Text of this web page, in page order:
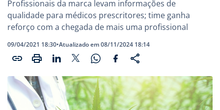
Profissionais da marca levam informações de
qualidade para médicos prescritores; time ganha
reforço com a chegada de mais uma profissional
09/04/2021 18:30•Atualizado em 08/11/2024 18:14